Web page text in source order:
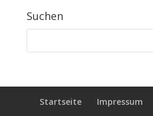
Suchen
Startseite Impressum